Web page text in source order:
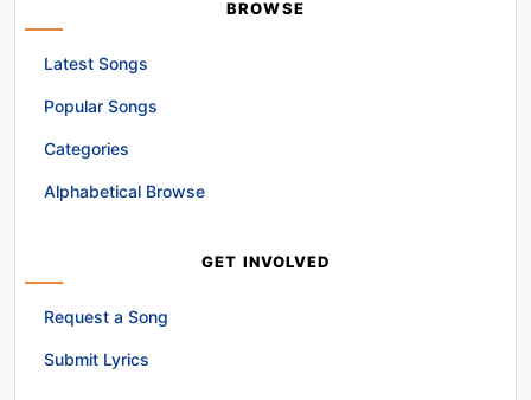
BROWSE
Latest Songs
Popular Songs
Categories
Alphabetical Browse
GET INVOLVED
Request a Song
Submit Lyrics